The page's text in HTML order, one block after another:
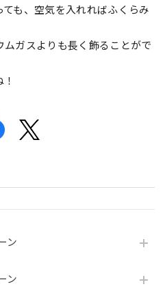
ン
ン
も、空気を入れればふくらみ
ガスよりも長く飾ることがで